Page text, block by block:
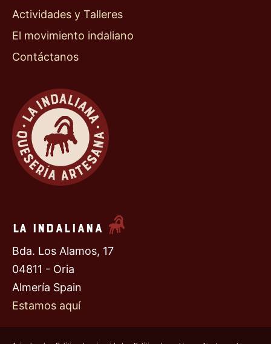
Actividades y Talleres
El movimiento indaliano
Contáctanos
La Indaliana
Bda. Los Alamos, 17
04811 - Oria
Almería Spain
Estamos aquí